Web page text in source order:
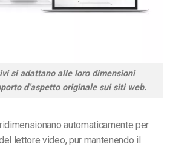
si adattano alle loro dimensioni
d’aspetto originale sui siti web.
automaticamente per
lettore video, pur mantenendo il